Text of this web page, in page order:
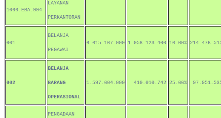
1066.EBA.994
LAYANAN
PERKANTORAN
001
BELANJA
PEGAWAI
6.615.167.000 1.058.123.400 16.00%
002
BELANJA
BARANG
OPERASIONAL
1.597.604.000 410.010.742 25.66%
PENGADAAN